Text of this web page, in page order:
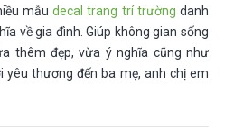
mẫudecal trang trí trường danh
về gia đình. Giúp không gian sống
thêm đẹp, vừa ý nghĩa cũng như
yêu thương đến ba mẹ, anh chị em